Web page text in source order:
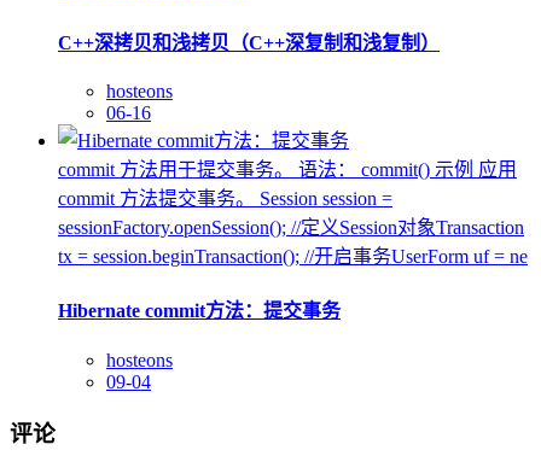
C++深拷贝和浅拷贝（C++深复制和浅复制）
hosteons
06-16
commit 方法用于提交事务。 语法： commit() 示例 应用
commit 方法提交事务。 Session session =
sessionFactory.openSession(); //定义Session对象Transaction
tx = session.beginTransaction(); //开启事务UserForm uf = ne
Hibernate commit方法：提交事务
hosteons
09-04
评论